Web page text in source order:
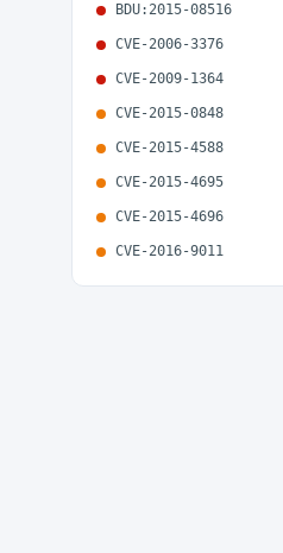
BDU:2015-08516
CVE-2006-3376
CVE-2009-1364
CVE-2015-0848
CVE-2015-4588
CVE-2015-4695
CVE-2015-4696
CVE-2016-9011